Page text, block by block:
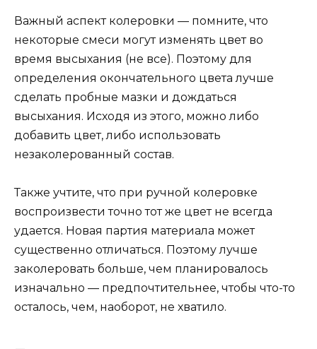
Важный аспект колеровки — помните, что
некоторые смеси могут изменять цвет во
время высыхания (не все). Поэтому для
определения окончательного цвета лучше
сделать пробные мазки и дождаться
высыхания. Исходя из этого, можно либо
добавить цвет, либо использовать
незаколерованный состав.
Также учтите, что при ручной колеровке
воспроизвести точно тот же цвет не всегда
удается. Новая партия материала может
существенно отличаться. Поэтому лучше
заколеровать больше, чем планировалось
изначально — предпочтительнее, чтобы что-то
осталось, чем, наоборот, не хватило.